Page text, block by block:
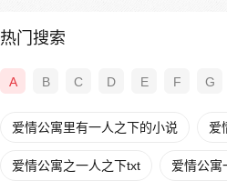
热门搜索
A B C D E F G
爱情公寓里有一人之下的小说 爱
爱情公寓之一人之下txt 爱情公寓